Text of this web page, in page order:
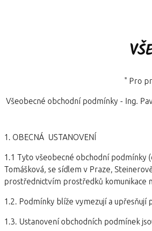
" Pro
Všeobecné obchodní podmínky - Ing.
1. OBECNÁ USTANOVENÍ
1.1 Tyto všeobecné obchodní podmínky
Tomášková, se sídlem v Praze,
prostřednictvím prostředků komunikace
1.2. Podmínky blíže vymezují a upřesňují
1.3. Ustanovení obchodních podmínek